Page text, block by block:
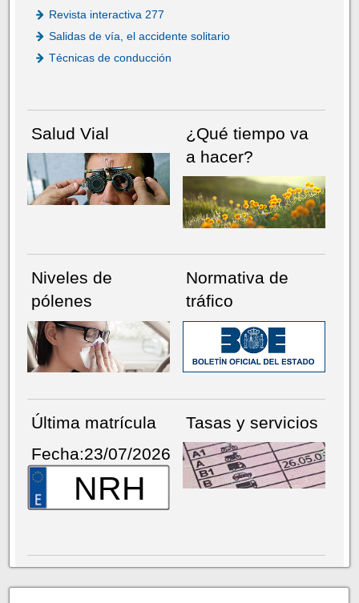
Revista interactiva 277
Salidas de vía, el accidente solitario
Técnicas de conducción
Salud Vial
¿Qué tiempo va
a hacer?
Niveles de
pólenes
Normativa de
tráfico
Última matrícula
Fecha:23/07/2026
NRH
Tasas y servicios